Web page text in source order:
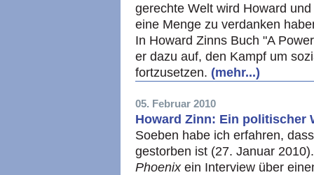
gerechte Welt wird Howard
eine Menge zu verdanken
In Howard Zinns Buch "A
er dazu auf, den Kampf um
fortzusetzen. (mehr...)
05. Februar 2010
Howard Zinn: Ein politischer
Soeben habe ich erfahren,
gestorben ist (27. Januar
Phoenixein Interview über